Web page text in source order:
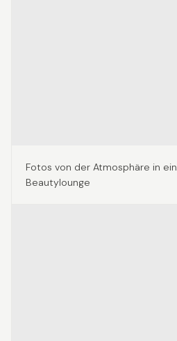
Fotos von der Atmosphäre in
Beautylounge